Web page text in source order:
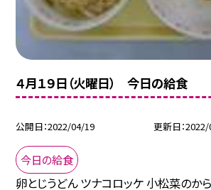
４月１９日（火曜日） 今日の給食
公開日 2022/04/19 更新日
今日の給食
卵とじうどん ツナコロッケ 小松菜のか